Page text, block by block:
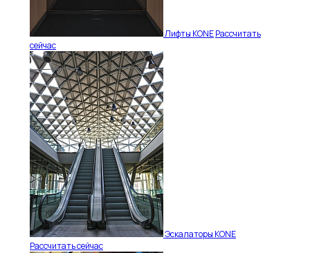
Лифты KONEРассчитать
сейчас
Эскалаторы KONE
Рассчитать сейчас